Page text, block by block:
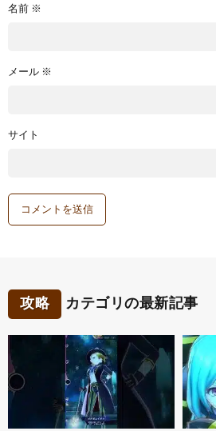
名前 ※
メール ※
サイト
攻略 カテゴリの最新記事